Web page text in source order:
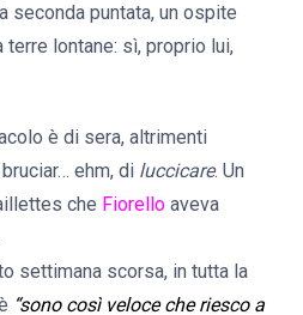
seconda puntata, un ospite
lontane: sì, proprio lui,
è di sera, altrimenti
ehm, di luccicare. Un
che Fiorello aveva
settimana scorsa, in tutta la
“sono così veloce che riesco a